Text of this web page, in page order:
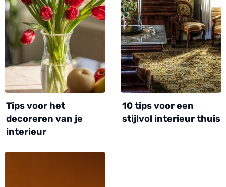
Tips voor het
decoreren van je
interieur
10 tips voor een
stijlvol interieur thuis